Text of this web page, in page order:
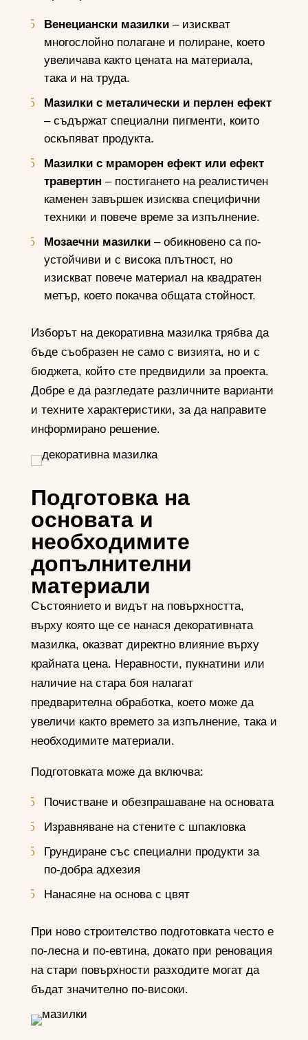
Венециански мазилки– изискват
многослойно полагане и полиране, което
увеличава както цената на материала,
така и на труда.
Мазилки с металически и перлен ефект
– съдържат специални пигменти, които
оскъпяват продукта.
Мазилки с мраморен ефект или ефект
травертин – постигането на реалистичен
каменен завършек изисква специфични
техники и повече време за изпълнение.
Мозаечни мазилки– обикновено са по-
устойчиви и с висока плътност, но
изискват повече материал на квадратен
метър, което покачва общата стойност.
Изборът на декоративна мазилка трябва да
бъде съобразен не само с визията, но и с
бюджета, който сте предвидили за проекта.
Добре е да разгледате различните варианти
и техните характеристики, за да направите
информирано решение.
Подготовка на
основата и
необходимите
допълнителни
материали
Състоянието и видът на повърхността,
върху която ще се нанася декоративната
мазилка, оказват директно влияние върху
крайната цена. Неравности, пукнатини или
наличие на стара боя налагат
предварителна обработка, което може да
увеличи както времето за изпълнение, така и
необходимите материали.
Подготовката може да включва:
Почистване и обезпрашаване на основата
Изравняване на стените с шпакловка
Грундиране със специални продукти за
по-добра адхезия
Нанасяне на основа с цвят
При ново строителство подготовката често е
по-лесна и по-евтина, докато при реновация
на стари повърхности разходите могат да
бъдат значително по-високи.